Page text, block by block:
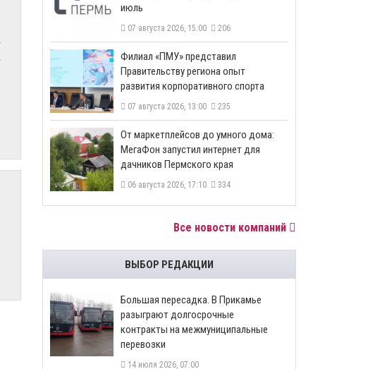
июль
07 августа 2026, 15:00 206
​Филиал «ПМУ» представил
Правительству региона опыт
развития корпоративного спорта
07 августа 2026, 13:00 235
От маркетплейсов до умного дома:
МегаФон запустил интернет для
дачников Пермского края
06 августа 2026, 17:10 334
Все новости компаний
ВЫБОР РЕДАКЦИИ
Большая пересадка. В Прикамье
разыграют долгосрочные
контракты на межмуниципальные
перевозки
14 июля 2026, 07:00